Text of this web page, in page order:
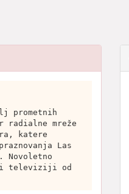
prometnih
radialne mreže
katere
Las
Novoletno
televiziji od